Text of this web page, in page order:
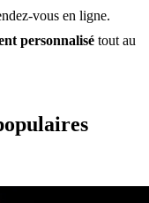
vous en ligne.
personnalisé tout au